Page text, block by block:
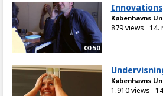
00:50
Københavns
879 views 14.
Københavns
1.910 views